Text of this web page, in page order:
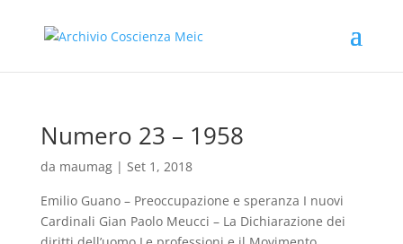
Numero 23 – 1958
da maumag| Set 1, 2018
Emilio Guano – Preoccupazione e speranza I nuovi
Cardinali Gian Paolo Meucci – La Dichiarazione dei